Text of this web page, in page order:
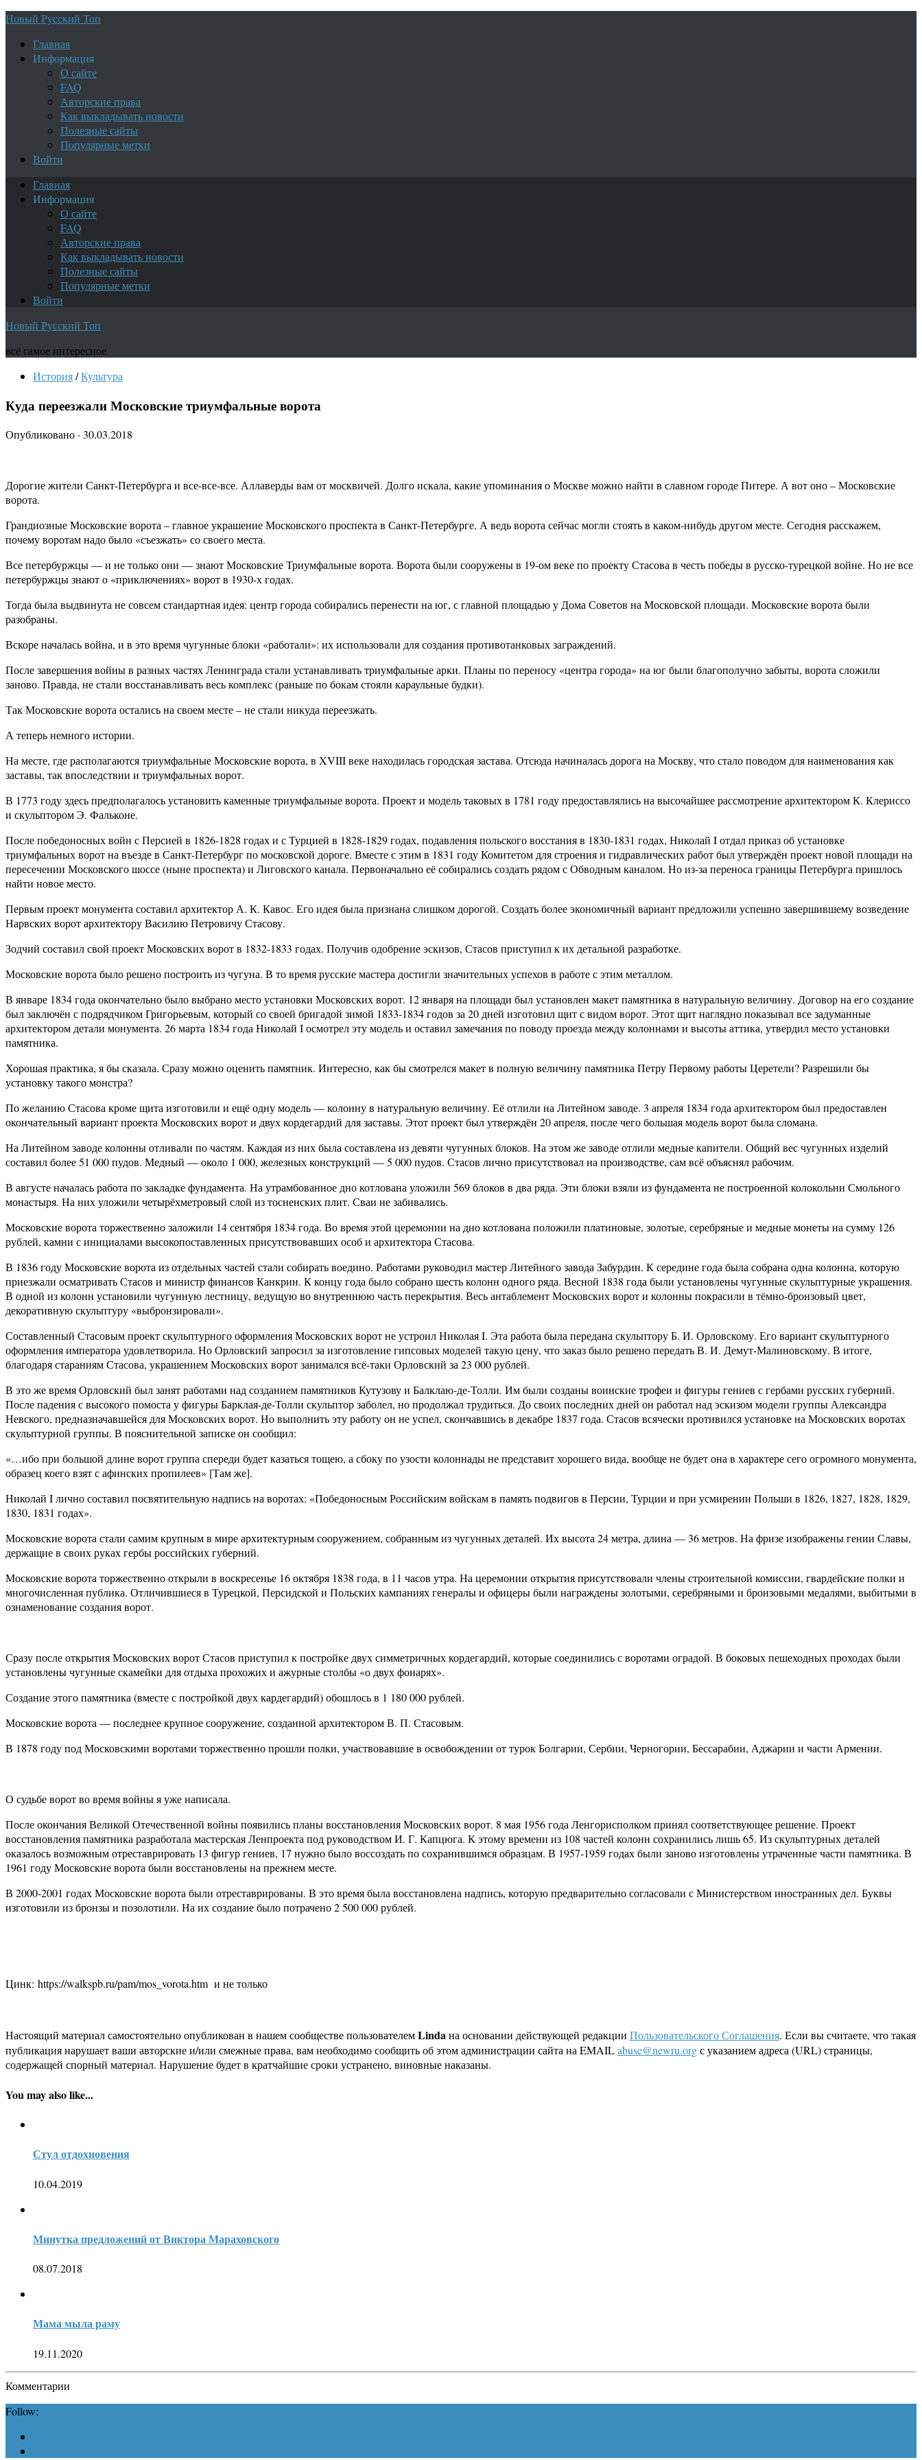
Новый Русский Топ
Главная
Информация
О сайте
FAQ
Авторские права
Как выкладывать новости
Полезные сайты
Популярные метки
Войти
Главная
Информация
О сайте
FAQ
Авторские права
Как выкладывать новости
Полезные сайты
Популярные метки
Войти
Новый Русский Топ
всё самое интересное
История/Культура
Куда переезжали Московские триумфальные ворота
Опубликовано · 30.03.2018
Дорогие жители Санкт-Петербурга и все-все-все. Аллаверды вам от москвичей. Долго искала, какие упоминания о Москве можно найти в славном городе Питере. А вот оно – Московские
ворота.
Грандиозные Московские ворота – главное украшение Московского проспекта в Санкт-Петербурге. А ведь ворота сейчас могли стоять в каком-нибудь другом месте. Сегодня расскажем,
почему воротам надо было «съезжать» со своего места.
Все петербуржцы — и не только они — знают Московские Триумфальные ворота. Ворота были сооружены в 19-ом веке по проекту Стасова в честь победы в русско-турецкой войне. Но не все
петербуржцы знают о «приключениях» ворот в 1930-х годах.
Тогда была выдвинута не совсем стандартная идея: центр города собирались перенести на юг, с главной площадью у Дома Советов на Московской площади. Московские ворота были
разобраны.
Вскоре началась война, и в это время чугунные блоки «работали»: их использовали для создания противотанковых заграждений.
После завершения войны в разных частях Ленинграда стали устанавливать триумфальные арки. Планы по переносу «центра города» на юг были благополучно забыты, ворота сложили
заново. Правда, не стали восстанавливать весь комплекс (раньше по бокам стояли караульные будки).
Так Московские ворота остались на своем месте – не стали никуда переезжать.
А теперь немного истории.
На месте, где располагаются триумфальные Московские ворота, в XVIII веке находилась городская застава. Отсюда начиналась дорога на Москву, что стало поводом для наименования как
заставы, так впоследствии и триумфальных ворот.
В 1773 году здесь предполагалось установить каменные триумфальные ворота. Проект и модель таковых в 1781 году предоставлялись на высочайшее рассмотрение архитектором К. Клериссо
и скульптором Э. Фальконе.
После победоносных войн с Персией в 1826-1828 годах и с Турцией в 1828-1829 годах, подавления польского восстания в 1830-1831 годах, Николай I отдал приказ об установке
триумфальных ворот на въезде в Санкт-Петербург по московской дороге. Вместе с этим в 1831 году Комитетом для строения и гидравлических работ был утверждён проект новой площади на
пересечении Московского шоссе (ныне проспекта) и Лиговского канала. Первоначально её собирались создать рядом с Обводным каналом. Но из-за переноса границы Петербурга пришлось
найти новое место.
Первым проект монумента составил архитектор А. К. Кавос. Его идея была признана слишком дорогой. Создать более экономичный вариант предложили успешно завершившему возведение
Нарвских ворот архитектору Василию Петровичу Стасову.
Зодчий составил свой проект Московских ворот в 1832-1833 годах. Получив одобрение эскизов, Стасов приступил к их детальной разработке.
Московские ворота было решено построить из чугуна. В то время русские мастера достигли значительных успехов в работе с этим металлом.
В январе 1834 года окончательно было выбрано место установки Московских ворот. 12 января на площади был установлен макет памятника в натуральную величину. Договор на его создание
был заключён с подрядчиком Григорьевым, который со своей бригадой зимой 1833-1834 годов за 20 дней изготовил щит с видом ворот. Этот щит наглядно показывал все задуманные
архитектором детали монумента. 26 марта 1834 года Николай I осмотрел эту модель и оставил замечания по поводу проезда между колоннами и высоты аттика, утвердил место установки
памятника.
Хорошая практика, я бы сказала. Сразу можно оценить памятник. Интересно, как бы смотрелся макет в полную величину памятника Петру Первому работы Церетели? Разрешили бы
установку такого монстра?
По желанию Стасова кроме щита изготовили и ещё одну модель — колонну в натуральную величину. Её отлили на Литейном заводе. 3 апреля 1834 года архитектором был предоставлен
окончательный вариант проекта Московских ворот и двух кордегардий для заставы. Этот проект был утверждён 20 апреля, после чего большая модель ворот была сломана.
На Литейном заводе колонны отливали по частям. Каждая из них была составлена из девяти чугунных блоков. На этом же заводе отлили медные капители. Общий вес чугунных изделий
составил более 51 000 пудов. Медный — около 1 000, железных конструкций — 5 000 пудов. Стасов лично присутствовал на производстве, сам всё объяснял рабочим.
В августе началась работа по закладке фундамента. На утрамбованное дно котлована уложили 569 блоков в два ряда. Эти блоки взяли из фундамента не построенной колокольни Смольного
монастыря. На них уложили четырёхметровый слой из тосненских плит. Сваи не забивались.
Московские ворота торжественно заложили 14 сентября 1834 года. Во время этой церемонии на дно котлована положили платиновые, золотые, серебряные и медные монеты на сумму 126
рублей, камни с инициалами высокопоставленных присутствовавших особ и архитектора Стасова.
В 1836 году Московские ворота из отдельных частей стали собирать воедино. Работами руководил мастер Литейного завода Забурдин. К середине года была собрана одна колонна, которую
приезжали осматривать Стасов и министр финансов Канкрин. К концу года было собрано шесть колонн одного ряда. Весной 1838 года были установлены чугунные скульптурные украшения.
В одной из колонн установили чугунную лестницу, ведущую во внутреннюю часть перекрытия. Весь антаблемент Московских ворот и колонны покрасили в тёмно-бронзовый цвет,
декоративную скульптуру «выбронзировали».
Составленный Стасовым проект скульптурного оформления Московских ворот не устроил Николая I. Эта работа была передана скульптору Б. И. Орловскому. Его вариант скульптурного
оформления императора удовлетворила. Но Орловский запросил за изготовление гипсовых моделей такую цену, что заказ было решено передать В. И. Демут-Малиновскому. В итоге,
благодаря стараниям Стасова, украшением Московских ворот занимался всё-таки Орловский за 23 000 рублей.
В это же время Орловский был занят работами над созданием памятников Кутузову и Балклаю-де-Толли. Им были созданы воинские трофеи и фигуры гениев с гербами русских губерний.
После падения с высокого помоста у фигуры Барклая-де-Толли скульптор заболел, но продолжал трудиться. До своих последних дней он работал над эскизом модели группы Александра
Невского, предназначавшейся для Московских ворот. Но выполнить эту работу он не успел, скончавшись в декабре 1837 года. Стасов всячески противился установке на Московских воротах
скульптурной группы. В пояснительной записке он сообщил:
«…ибо при большой длине ворот группа спереди будет казаться тощею, а сбоку по узости колоннады не представит хорошего вида, вообще не будет она в характере сего огромного монумента,
образец коего взят с афинских пропилеев» [Там же].
Николай I лично составил посвятительную надпись на воротах: «Победоносным Российским войскам в память подвигов в Персии, Турции и при усмирении Польши в 1826, 1827, 1828, 1829,
1830, 1831 годах».
Московские ворота стали самим крупным в мире архитектурным сооружением, собранным из чугунных деталей. Их высота 24 метра, длина — 36 метров. На фризе изображены гении Славы,
держащие в своих руках гербы российских губерний.
Московские ворота торжественно открыли в воскресенье 16 октября 1838 года, в 11 часов утра. На церемонии открытия присутствовали члены строительной комиссии, гвардейские полки и
многочисленная публика. Отличившиеся в Турецкой, Персидской и Польских кампаниях генералы и офицеры были награждены золотыми, серебряными и бронзовыми медалями, выбитыми в
ознаменование создания ворот.
Сразу после открытия Московских ворот Стасов приступил к постройке двух симметричных кордегардий, которые соединились с воротами оградой. В боковых пешеходных проходах были
установлены чугунные скамейки для отдыха прохожих и ажурные столбы «о двух фонарях».
Создание этого памятника (вместе с постройкой двух кардегардий) обошлось в 1 180 000 рублей.
Московские ворота — последнее крупное сооружение, созданной архитектором В. П. Стасовым.
В 1878 году под Московскими воротами торжественно прошли полки, участвовавшие в освобождении от турок Болгарии, Сербии, Черногории, Бессарабии, Аджарии и части Армении.
О судьбе ворот во время войны я уже написала.
После окончания Великой Отечественной войны появились планы восстановления Московских ворот. 8 мая 1956 года Ленгорисполком принял соответствующее решение. Проект
восстановления памятника разработала мастерская Ленпроекта под руководством И. Г. Капцюга. К этому времени из 108 частей колонн сохранились лишь 65. Из скульптурных деталей
оказалось возможным отреставрировать 13 фигур гениев, 17 нужно было воссоздать по сохранившимся образцам. В 1957-1959 годах были заново изготовлены утраченные части памятника. В
1961 году Московские ворота были восстановлены на прежнем месте.
В 2000-2001 годах Московские ворота были отреставрированы. В это время была восстановлена надпись, которую предварительно согласовали с Министерством иностранных дел. Буквы
изготовили из бронзы и позолотили. На их создание было потрачено 2 500 000 рублей.
Цинк: https://walkspb.ru/pam/mos_vorota.htm и не только
Настоящий материал самостоятельно опубликован в нашем сообществе пользователемLindaна основании действующей редакции Пользовательского Соглашения. Если вы считаете, что такая
публикация нарушает ваши авторские и/или смежные права, вам необходимо сообщить об этом администрации сайта на EMAILabuse@newru.orgс указанием адреса (URL) страницы,
содержащей спорный материал. Нарушение будет в кратчайшие сроки устранено, виновные наказаны.
You may also like...
Стул отдохновения
10.04.2019
Минутка предложений от Виктора Мараховского
08.07.2018
Мама мыла раму
19.11.2020
Комментарии
Follow: